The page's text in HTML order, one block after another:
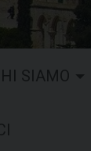
SIAMO